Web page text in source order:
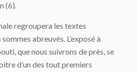
(6).
regroupera les textes
abreuvés. L’exposé à
que nous suivrons de près, se
d’un des tout premiers